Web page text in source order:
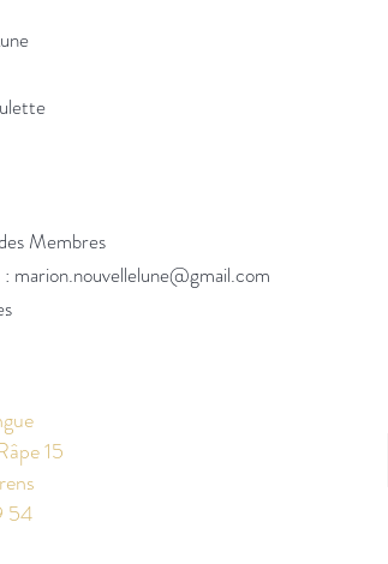
Membres
marion.nouvellelune@gmail.com
15
54